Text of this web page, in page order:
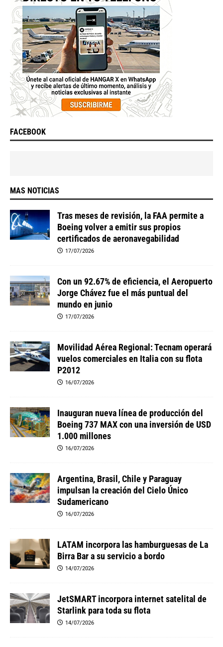
FACEBOOK
MAS NOTICIAS
Tras meses de revisión, la FAA permite a
Boeing volver a emitir sus propios
certificados de aeronavegabilidad
17/07/2026
Con un 92.67% de eficiencia, el Aeropuerto
Jorge Chávez fue el más puntual del
mundo en junio
17/07/2026
Movilidad Aérea Regional: Tecnam operará
vuelos comerciales en Italia con su flota
P2012
16/07/2026
Inauguran nueva línea de producción del
Boeing 737 MAX con una inversión de USD
1.000 millones
16/07/2026
Argentina, Brasil, Chile y Paraguay
impulsan la creación del Cielo Único
Sudamericano
16/07/2026
LATAM incorpora las hamburguesas de La
Birra Bar a su servicio a bordo
14/07/2026
JetSMART incorpora internet satelital de
Starlink para toda su flota
14/07/2026